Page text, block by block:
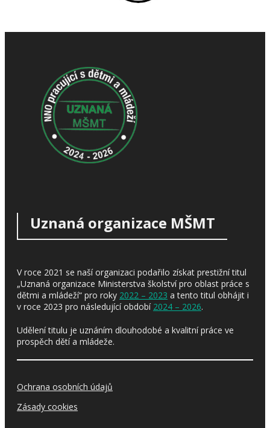
Uznaná organizace MŠMT
V roce 2021 se naší organizaci podařilo získat prestižní titul
„Uznaná organizace Ministerstva školství pro oblast práce s
dětmi a mládeží“ pro roky 2022 – 2023 a tento titul obhájit i
v roce 2023 pro následující období 2024 – 2026.
Udělení titulu je uznáním dlouhodobé a kvalitní práce ve
prospěch dětí a mládeže.
Ochrana osobních údajů
Zásady cookies